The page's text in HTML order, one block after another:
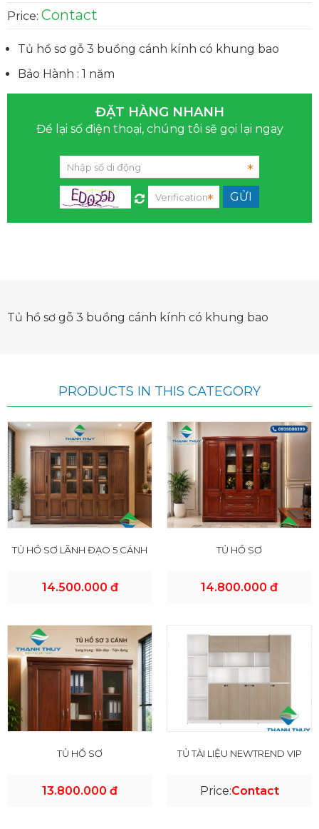
Price: Contact
Tủ hồ sơ gỗ 3 buồng cánh kính có khung bao
Bảo Hành : 1 năm
ĐẶT HÀNG NHANH
Để lại số điện thoại, chúng tôi sẽ gọi lại ngay
Tủ hồ sơ gỗ 3 buồng cánh kính có khung bao
PRODUCTS IN THIS CATEGORY
TỦ HỒ SƠ LÃNH ĐẠO 5 CÁNH
14.500.000 đ
TỦ HỒ SƠ
14.800.000 đ
TỦ HỒ SƠ
13.800.000 đ
TỦ TÀI LIỆU NEWTREND VIP
Price:Contact